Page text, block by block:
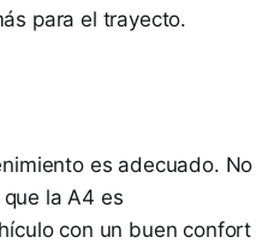
para el trayecto.
es adecuado. No
la A4 es
con un buen confort